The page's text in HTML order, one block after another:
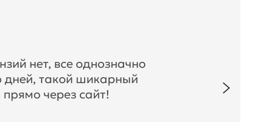
нет, все однозначно
дней, такой шикарный
через сайт!